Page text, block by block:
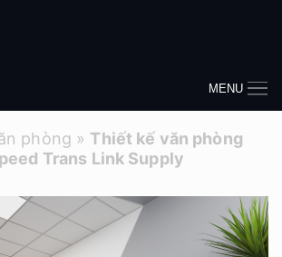
MENU
phòng » Thiết kế văn phòng
Trans Link Supply